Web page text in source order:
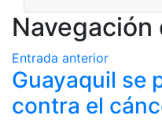
Entrada anterior
Guayaquil se
contra el